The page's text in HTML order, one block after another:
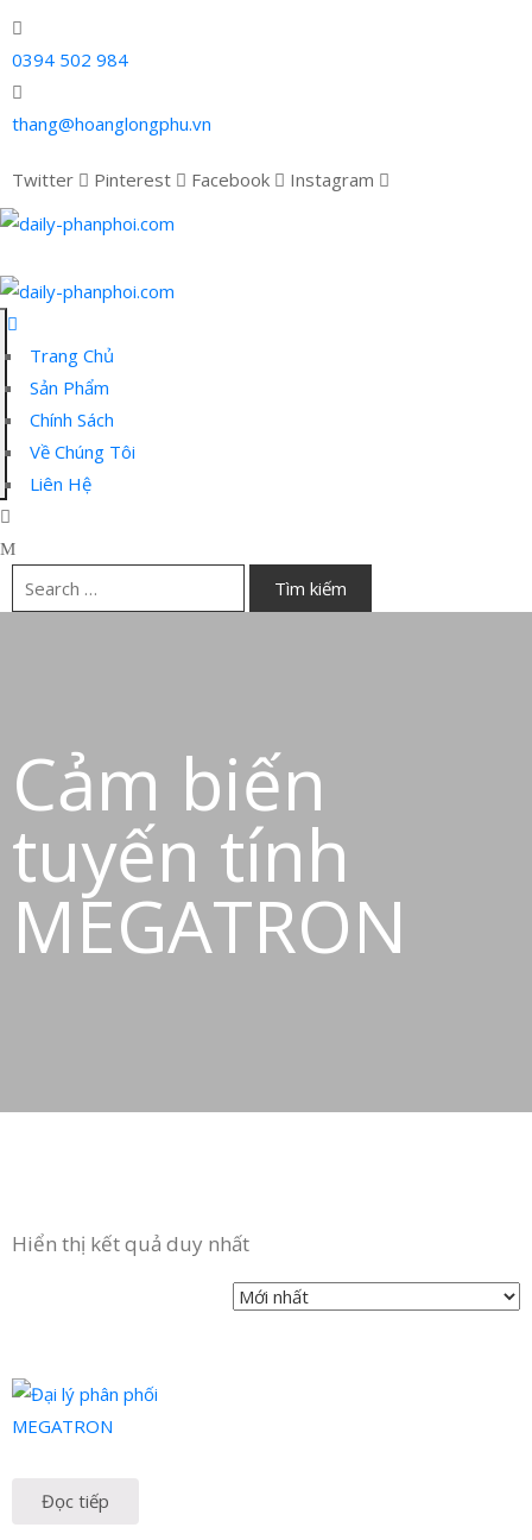
0394 502 984
thang@hoanglongphu.vn
Twitter Pinterest Facebook Instagram
Trang Chủ
Sản Phẩm
Chính Sách
Về Chúng Tôi
Liên Hệ
Cảm biến
tuyến tính
MEGATRON
Hiển thị kết quả duy nhất
Đọc tiếp